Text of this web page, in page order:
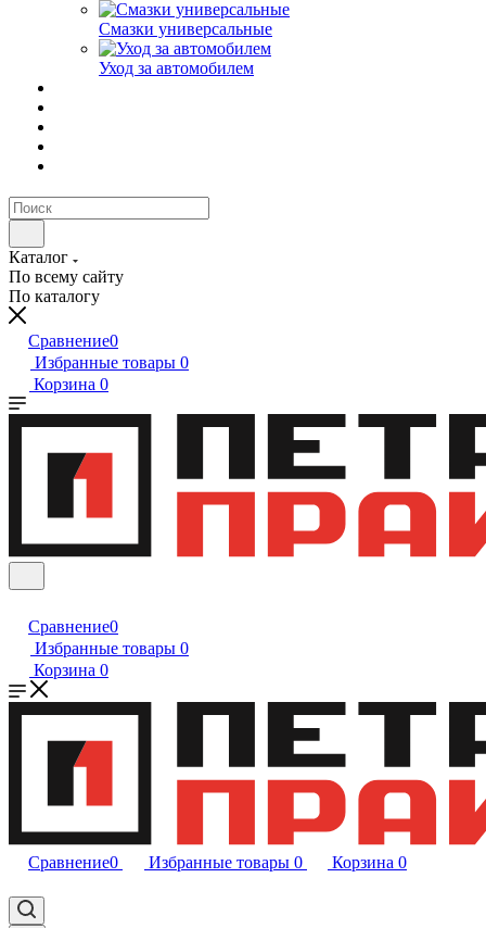
Смазки универсальные
Уход за автомобилем
Каталог
По всему сайту
По каталогу
Сравнение0
Избранные товары 0
Корзина 0
Сравнение0
Избранные товары 0
Корзина 0
Сравнение0 Избранные товары 0 Корзина 0